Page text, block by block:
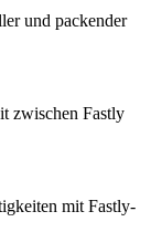
und packender
zwischen Fastly
mit Fastly-